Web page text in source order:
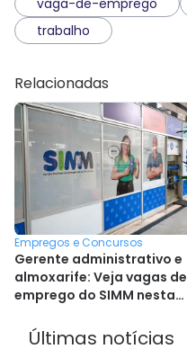
vaga-de-emprego
trabalho
Relacionadas
Empregos e Concursos
Gerente administrativo e
almoxarife: Veja vagas de
emprego do SIMM nesta
Últimas notícias